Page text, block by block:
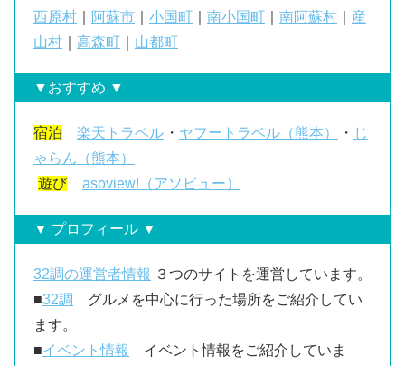
西原村
阿蘇市 小国町 南小国町 南阿蘇村
産
山村
高森町 山都町
▼おすすめ ▼
宿泊 楽天トラベル ・ ヤフートラベル（熊本） ・ じ
ゃらん（熊本）
遊び
asoview!（アソビュー）
▼ プロフィール ▼
32調の運営者情報 ３つのサイトを運営しています。
■32調
グルメを中心に行った場所をご紹介してい
ます。
■イベント情報
イベント情報をご紹介していま